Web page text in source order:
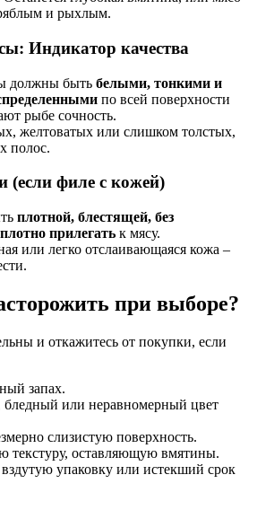
и рыхлым.
Индикатор качества
должны быть белыми, тонкими и
по всей поверхности
рыбе сочность.
желтоватых или слишком толстых,
полос.
(если филе с кожей)
плотной, блестящей, без
прилегать к мясу.
или легко отслаивающаяся кожа –
при выборе?
и откажитесь от покупки, если
запах.
или неравномерный цвет
слизистую поверхность.
текстуру, оставляющую вмятины.
упаковку или истекший срок